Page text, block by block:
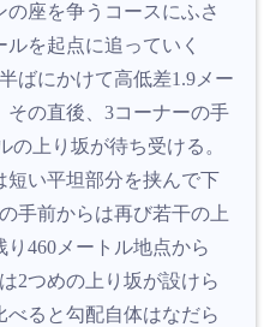
座を争うコースにふさ
を起点に追っていく
ばにかけて高低差1.9メー
その直後、3コーナーの手
の上り坂が待ち受ける。
短い平坦部分を挟んで下
手前からは再び若干の上
460メートル地点から
2つめの上り坂が設けら
ると勾配自体はなだら